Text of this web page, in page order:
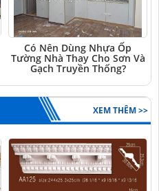
Có Nên Dùng Nhựa Ốp
Tường Nhà Thay Cho Sơn Và
Gạch Truyền Thống?
XEM THÊM >>